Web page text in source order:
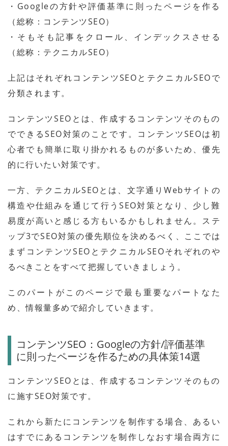
・Googleの方針や評価基準に則ったページを作る
（総称：コンテンツSEO）
・そもそも記事をクロール、インデックスさせる
（総称：テクニカルSEO）
上記はそれぞれコンテンツSEOとテクニカルSEOで
分類されます。
コンテンツSEOとは、作成するコンテンツそのもの
でできるSEO対策のことです。コンテンツSEOは初
心者でも簡単に取り掛かれるものが多いため、優先
的に行いたい対策です。
一方、テクニカルSEOとは、文字通りWebサイトの
構造や仕組みを通じて行うSEO対策となり、少し難
易度が高いと感じる方もいるかもしれません。ステ
ップ3でSEO対策の優先順位を決めるべく、ここでは
まずコンテンツSEOとテクニカルSEOそれぞれのや
るべきことをすべて把握していきましょう。
このパートがこのページで最も重要なパートなた
め、情報量多めで紹介していきます。
コンテンツSEO：Googleの方針/評価基準
に則ったページを作るための具体策14選
コンテンツSEOとは、作成するコンテンツそのもの
に施すSEO対策です。
これから新たにコンテンツを制作する場合、あるい
はすでにあるコンテンツを制作しなおす場合両方に